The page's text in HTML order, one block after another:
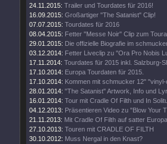
24.11.2015: Trailer und Tourdates für 2016!
16.09.2015: Großartiger "The Satanist" Clip!
07.07.2015: Tourdates für 2016
08.04.2015: Fetter "Messe Noir" Clip zum
29.01.2015: Die offizielle Biografie im
03.12.2014: Fetter Liveclip zu "Ora Pro Nobis
17.11.2014: Tourdates für 2015 inkl. Salzburg-
17.10.2014: Europa Tourdaten für 2015.
17.10.2014: Kommen mit schmucker 12" "vinyl-
28.01.2014: "The Satanist" Artwork, Info und
16.01.2014: Tour mit Cradle Of Filth und In
04.12.2013: Präsentieren Video zu "Blow Your
21.11.2013: Mit Cradle Of Filth auf satter
27.10.2013: Touren mit CRADLE OF FILTH
30.10.2012: Muss Nergal in den Knast?